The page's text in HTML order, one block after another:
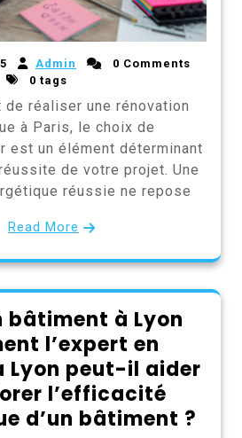
Admin
0 Comments
0 tags
de réaliser une rénovation
à Paris, le choix de
est un élément déterminant
de votre projet. Une
réussie ne repose
Read More
bâtiment à Lyon
l’expert en
Lyon peut-il aider
l’efficacité
d’un bâtiment ?